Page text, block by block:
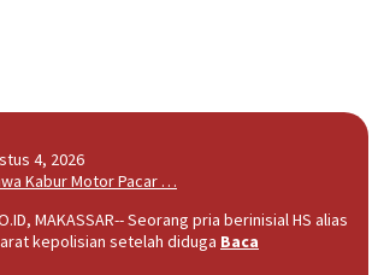
4, 2026
Kabur Motor Pacar …
MAKASSAR-- Seorang pria berinisial HS alias
kepolisian setelah diduga Baca